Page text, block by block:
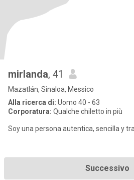
mirlanda, 41
Mazatlán, Sinaloa, Messico
Alla ricerca di: Uomo 40 - 63
Corporatura: Qualche chiletto in più
Soy una persona autentica, sencilla y
Successivo